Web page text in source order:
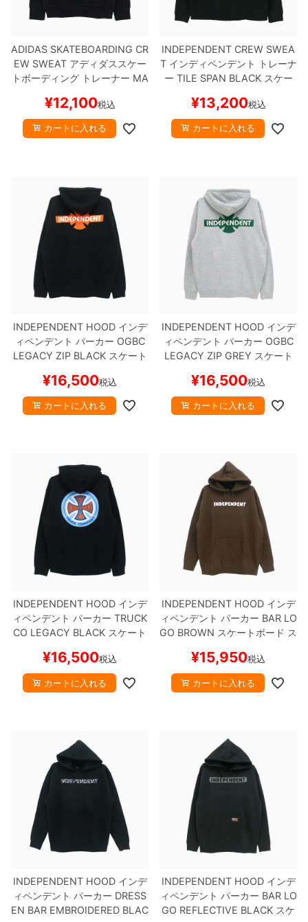
ADIDAS SKATEBOARDING CR
EW SWEATアディダススケー
トボーディングトレーナー MA
スケートボード スケボー
¥12,100税込
カートに入れる
INDEPENDENT CREW SWEA
Tインディペンデント
トレーナ
ー TILE SPAN BLACKスケー
¥13,200税込
カートに入れる
INDEPENDENT HOODインデ
ィペンデント パーカー OGBC
LEGACY ZIPBLACKスケート
¥16,500税込
カートに入れる
INDEPENDENT HOODインデ
ィペンデント パーカー OGBC
LEGACY ZIPGREY スケート
¥16,500税込
カートに入れる
INDEPENDENT HOODインデ
ィペンデント パーカー TRUCK
CO LEGACY BLACK スケート
¥16,500税込
カートに入れる
INDEPENDENT HOODインデ
ィペンデント パーカー BAR LO
GO BROWN スケートボード ス
¥15,950税込
カートに入れる
INDEPENDENT HOODインデ
ィペンデント パーカー DRESS
EN BAR EMBROIDERED BLAC
INDEPENDENT HOODインデ
ィペンデント パーカー BAR LO
GO REFLECTIVE BLACK スケ